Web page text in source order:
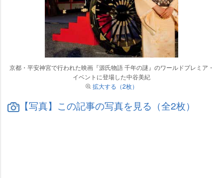
京都・平安神宮で行われた映画『源氏物語 千年の謎』のワールドプレミア・
イベントに登場した中谷美紀
拡大する（2枚）
【写真】この記事の写真を見る（全2枚）